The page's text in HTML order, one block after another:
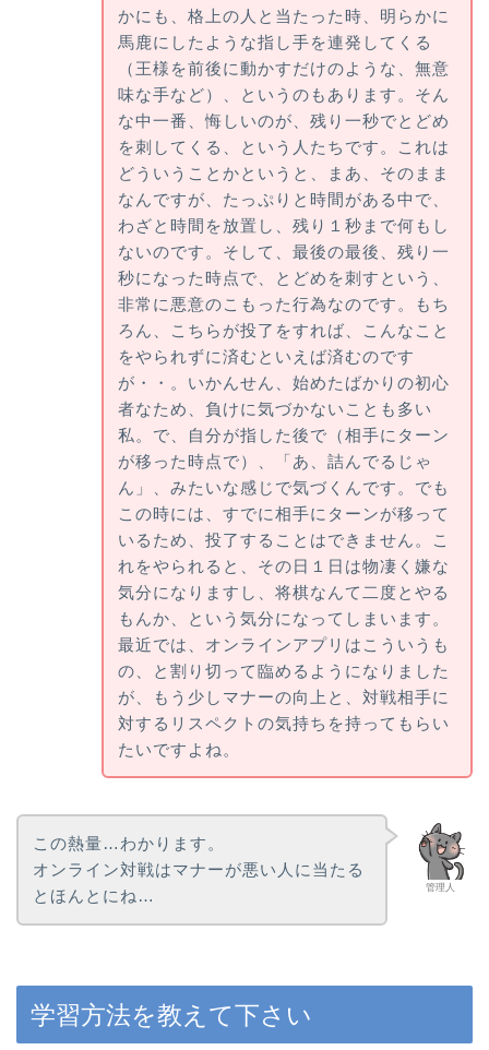
かにも、格上の人と当たった時、明らかに
馬鹿にしたような指し手を連発してくる
（王様を前後に動かすだけのような、無意
味な手など）、というのもあります。そん
な中一番、悔しいのが、残り一秒でとどめ
を刺してくる、という人たちです。これは
どういうことかというと、まあ、そのまま
なんですが、たっぷりと時間がある中で、
わざと時間を放置し、残り１秒まで何もし
ないのです。そして、最後の最後、残り一
秒になった時点で、とどめを刺すという、
非常に悪意のこもった行為なのです。もち
ろん、こちらが投了をすれば、こんなこと
をやられずに済むといえば済むのです
が・・。いかんせん、始めたばかりの初心
者なため、負けに気づかないことも多い
私。で、自分が指した後で（相手にターン
が移った時点で）、「あ、詰んでるじゃ
ん」、みたいな感じで気づくんです。でも
この時には、すでに相手にターンが移って
いるため、投了することはできません。こ
れをやられると、その日１日は物凄く嫌な
気分になりますし、将棋なんて二度とやる
もんか、という気分になってしまいます。
最近では、オンラインアプリはこういうも
の、と割り切って臨めるようになりました
が、もう少しマナーの向上と、対戦相手に
対するリスペクトの気持ちを持ってもらい
たいですよね。
管理人
この熱量…わかります。
オンライン対戦はマナーが悪い人に当たる
とほんとにね…
学習方法を教えて下さい